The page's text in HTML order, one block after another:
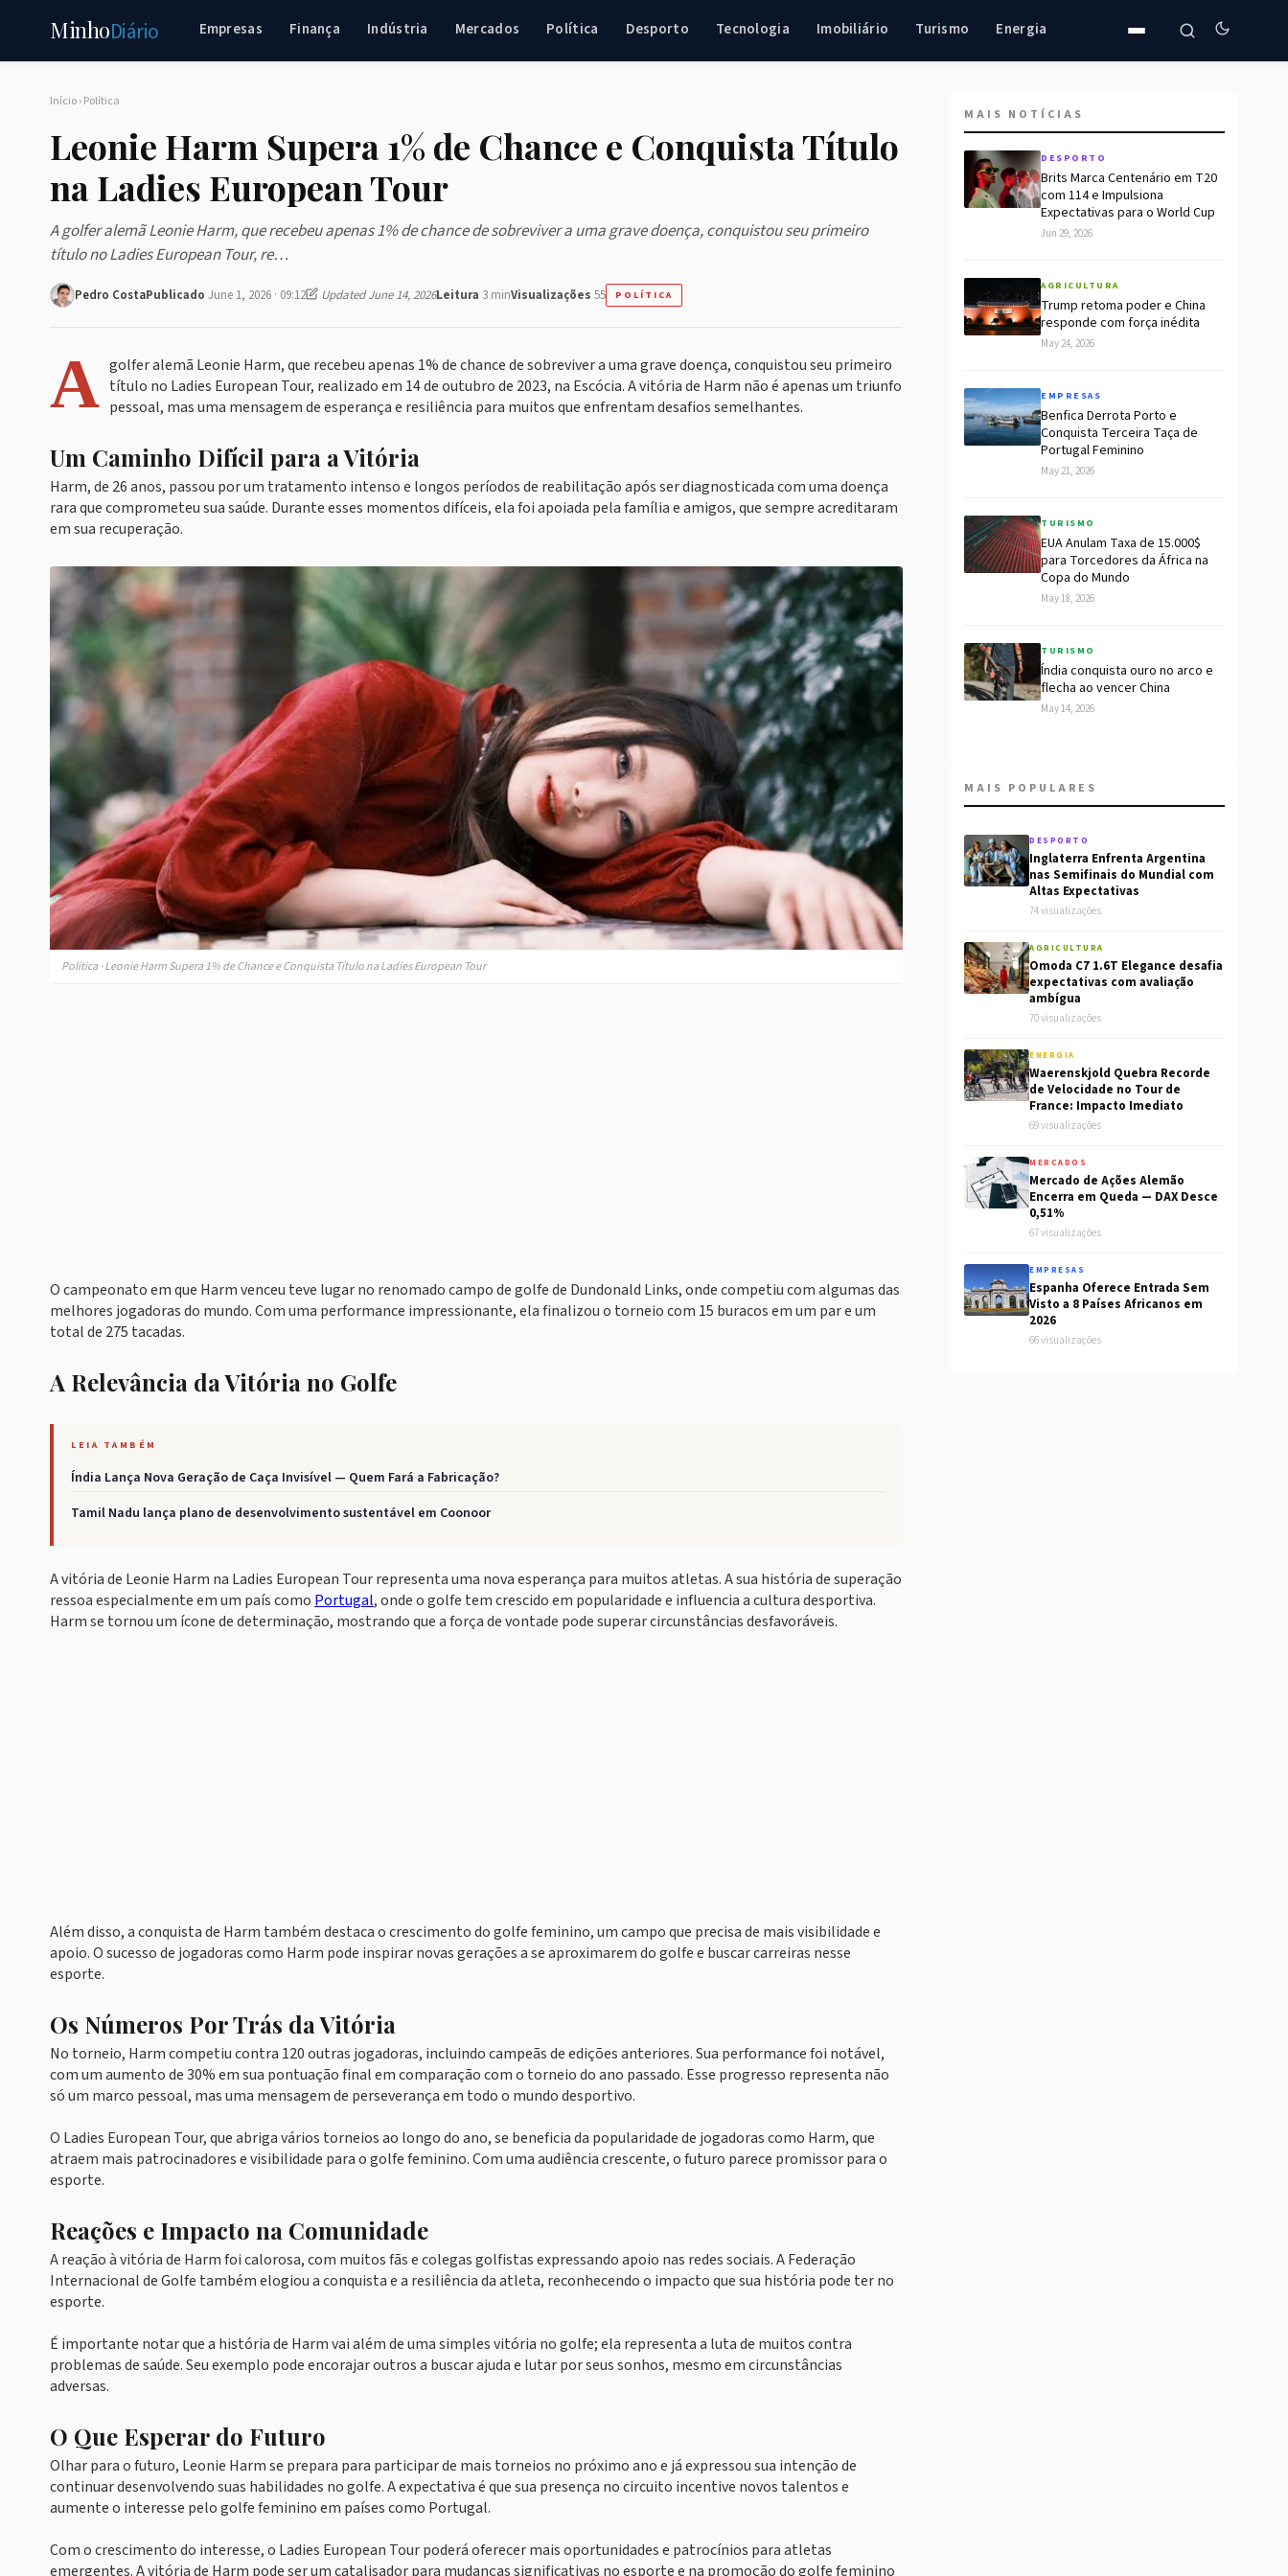
MinhoDiário Empresas Finança Indústria Mercados Política Desporto Tecnologia Imobiliário Turismo Energia
Início›Política
Leonie Harm Supera 1% de Chance e Conquista Título
na Ladies European Tour
A golfer alemã Leonie Harm, que recebeu apenas 1% de chance de sobreviver a uma grave doença, conquistou seu primeiro
título no Ladies European Tour, re…
Pedro CostaPublicado June 1, 2026 · 09:12 Updated June 14, 2026Leitura 3 minVisualizações 55 POLÍTICA
A golfer alemã Leonie Harm, que recebeu apenas 1% de chance de sobreviver a uma grave doença, conquistou seu primeiro
título no Ladies European Tour, realizado em 14 de outubro de 2023, na Escócia. A vitória de Harm não é apenas um triunfo
pessoal, mas uma mensagem de esperança e resiliência para muitos que enfrentam desafios semelhantes.
Um Caminho Difícil para a Vitória
Harm, de 26 anos, passou por um tratamento intenso e longos períodos de reabilitação após ser diagnosticada com uma doença
rara que comprometeu sua saúde. Durante esses momentos difíceis, ela foi apoiada pela família e amigos, que sempre acreditaram
em sua recuperação.
Política · Leonie Harm Supera 1% de Chance e Conquista Título na Ladies European Tour
O campeonato em que Harm venceu teve lugar no renomado campo de golfe de Dundonald Links, onde competiu com algumas das
melhores jogadoras do mundo. Com uma performance impressionante, ela finalizou o torneio com 15 buracos em um par e um
total de 275 tacadas.
A Relevância da Vitória no Golfe
LEIA TAMBÉM
Índia Lança Nova Geração de Caça Invisível — Quem Fará a Fabricação?
Tamil Nadu lança plano de desenvolvimento sustentável em Coonoor
A vitória de Leonie Harm na Ladies European Tour representa uma nova esperança para muitos atletas. A sua história de superação
ressoa especialmente em um país como Portugal, onde o golfe tem crescido em popularidade e influencia a cultura desportiva.
Harm se tornou um ícone de determinação, mostrando que a força de vontade pode superar circunstâncias desfavoráveis.
Além disso, a conquista de Harm também destaca o crescimento do golfe feminino, um campo que precisa de mais visibilidade e
apoio. O sucesso de jogadoras como Harm pode inspirar novas gerações a se aproximarem do golfe e buscar carreiras nesse
esporte.
Os Números Por Trás da Vitória
No torneio, Harm competiu contra 120 outras jogadoras, incluindo campeãs de edições anteriores. Sua performance foi notável,
com um aumento de 30% em sua pontuação final em comparação com o torneio do ano passado. Esse progresso representa não
só um marco pessoal, mas uma mensagem de perseverança em todo o mundo desportivo.
O Ladies European Tour, que abriga vários torneios ao longo do ano, se beneficia da popularidade de jogadoras como Harm, que
atraem mais patrocinadores e visibilidade para o golfe feminino. Com uma audiência crescente, o futuro parece promissor para o
esporte.
Reações e Impacto na Comunidade
A reação à vitória de Harm foi calorosa, com muitos fãs e colegas golfistas expressando apoio nas redes sociais. A Federação
Internacional de Golfe também elogiou a conquista e a resiliência da atleta, reconhecendo o impacto que sua história pode ter no
esporte.
É importante notar que a história de Harm vai além de uma simples vitória no golfe; ela representa a luta de muitos contra
problemas de saúde. Seu exemplo pode encorajar outros a buscar ajuda e lutar por seus sonhos, mesmo em circunstâncias
adversas.
O Que Esperar do Futuro
Olhar para o futuro, Leonie Harm se prepara para participar de mais torneios no próximo ano e já expressou sua intenção de
continuar desenvolvendo suas habilidades no golfe. A expectativa é que sua presença no circuito incentive novos talentos e
aumente o interesse pelo golfe feminino em países como Portugal.
Com o crescimento do interesse, o Ladies European Tour poderá oferecer mais oportunidades e patrocínios para atletas
emergentes. A vitória de Harm pode ser um catalisador para mudanças significativas no esporte e na promoção do golfe feminino
MAIS NOTÍCIAS
DESPORTO
Brits Marca Centenário em T20
com 114 e Impulsiona
Expectativas para o World Cup
Jun 29, 2026
AGRICULTURA
Trump retoma poder e China
responde com força inédita
May 24, 2026
EMPRESAS
Benfica Derrota Porto e
Conquista Terceira Taça de
Portugal Feminino
May 21, 2026
TURISMO
EUA Anulam Taxa de 15.000$
para Torcedores da África na
Copa do Mundo
May 18, 2026
TURISMO
Índia conquista ouro no arco e
flecha ao vencer China
May 14, 2026
MAIS POPULARES
DESPORTO
Inglaterra Enfrenta Argentina
nas Semifinais do Mundial com
Altas Expectativas
74 visualizações
AGRICULTURA
Omoda C7 1.6T Elegance desafia
expectativas com avaliação
ambígua
70 visualizações
ENERGIA
Waerenskjold Quebra Recorde
de Velocidade no Tour de
France: Impacto Imediato
69 visualizações
MERCADOS
Mercado de Ações Alemão
Encerra em Queda — DAX Desce
0,51%
67 visualizações
EMPRESAS
Espanha Oferece Entrada Sem
Visto a 8 Países Africanos em
2026
66 visualizações